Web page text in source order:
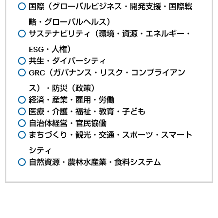
国際（グローバルビジネス・開発支援・国際戦
略・グローバルヘルス）
サステナビリティ（環境・資源・エネルギー・
ESG・人権）
共生・ダイバーシティ
GRC（ガバナンス・リスク・コンプライアン
ス）・防災（政策）
経済・産業・雇用・労働
医療・介護・福祉・教育・子ども
自治体経営・官民協働
まちづくり・観光・交通・スポーツ・スマート
シティ
自然資源・農林水産業・食料システム